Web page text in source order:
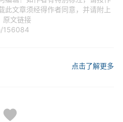
此文章须经得作者同意，并请附上
原文链接
156084
点击了解更多